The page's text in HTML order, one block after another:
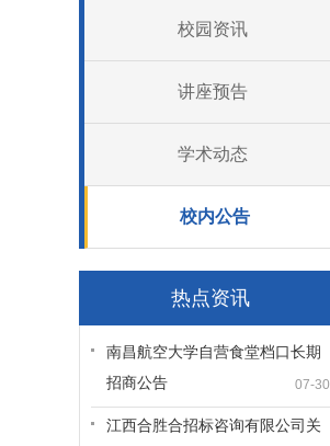
校园资讯
讲座预告
学术动态
校内公告
热点资讯
07-30
南昌航空大学自营食堂档口长期
招商公告
江西合胜合招标咨询有限公司关